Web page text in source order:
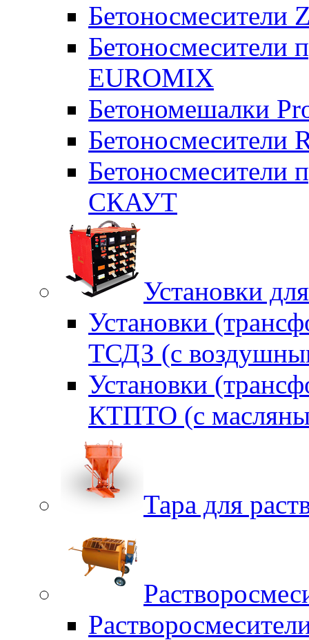
Бетоносмесители
Бетоносмесители
EUROMIX
Бетономешалки
Бетоносмесители
Бетоносмесители
СКАУТ
Установки
Установки
ТСДЗ (c
Установки
КТПТО (c
Тара для